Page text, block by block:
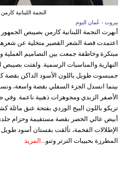
النجمة اللبنانية
بيروت - عُمان اليوم
أبهرت النجمة اللبنانية كارمن بصيبص
اعتمدت قصة الشعر القصير متخلية عن شعرها
مبتكرة وخاطفة جمعت بين التصاميم العملية
النهارية والمناسبات الرسمية. ولفتت بصيبص
جمبسوت طويل باللون الأسود الداكن بقصة
بينما انسدل الجزء السفلي بقصة واسعة،
الأصفر الزبدي ومجوهرات ذهبية ناعمة. وفي
تريكو باللون البيج الوردي بفتحة عنق
أبيض عالي الخصر بقصة مستقيمة وحزام
الإطلالات الفخمة، تألقت بفستان أسود طويل
المطرزة بحبيبات الترتر وتنو... المزيد